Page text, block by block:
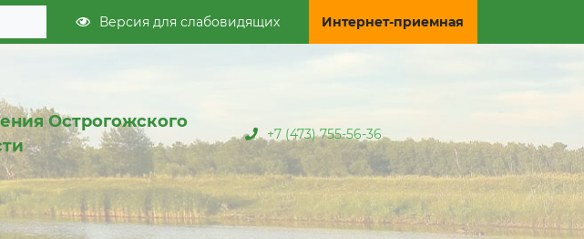
Версия для слабовидящих Интернет-приемная
Острогожского
+7 (473) 755-56-36